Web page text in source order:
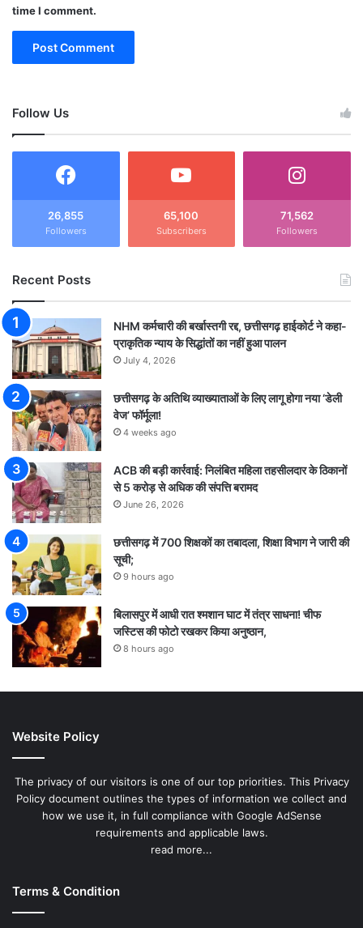
time I comment.
Follow Us
26,855
Followers
65,100
Subscribers
71,562
Followers
Recent Posts
NHM कर्मचारी की बर्खास्तगी रद्द, छत्तीसगढ़ हाईकोर्ट ने कहा-
प्राकृतिक न्याय के सिद्धांतों का नहीं हुआ पालन
July 4, 2026
छत्तीसगढ़ के अतिथि व्याख्याताओं के लिए लागू होगा नया ‘डेली
वेज’ फॉर्मूला!
4 weeks ago
ACB की बड़ी कार्रवाई: निलंबित महिला तहसीलदार के ठिकानों
से 5 करोड़ से अधिक की संपत्ति बरामद
June 26, 2026
छत्तीसगढ़ में 700 शिक्षकों का तबादला, शिक्षा विभाग ने जारी की
सूची;
9 hours ago
बिलासपुर में आधी रात श्मशान घाट में तंत्र साधना! चीफ
जस्टिस की फोटो रखकर किया अनुष्ठान,
8 hours ago
Website Policy
The privacy of our visitors is one of our top priorities. This Privacy
Policy document outlines the types of information we collect and
how we use it, in full compliance with Google AdSense
requirements and applicable laws.
read more...
Terms & Condition